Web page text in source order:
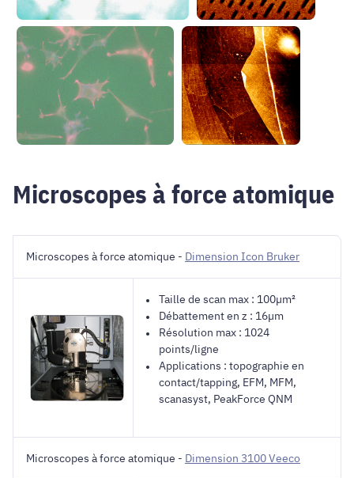
Microscopes à force atomique
Microscopes à force atomique - Dimension Icon Bruker
Taille de scan max : 100µm²
Débattement en z : 16µm
Résolution max : 1024
points/ligne
Applications : topographie en
contact/tapping, EFM, MFM,
scanasyst, PeakForce QNM
Microscopes à force atomique - Dimension 3100 Veeco